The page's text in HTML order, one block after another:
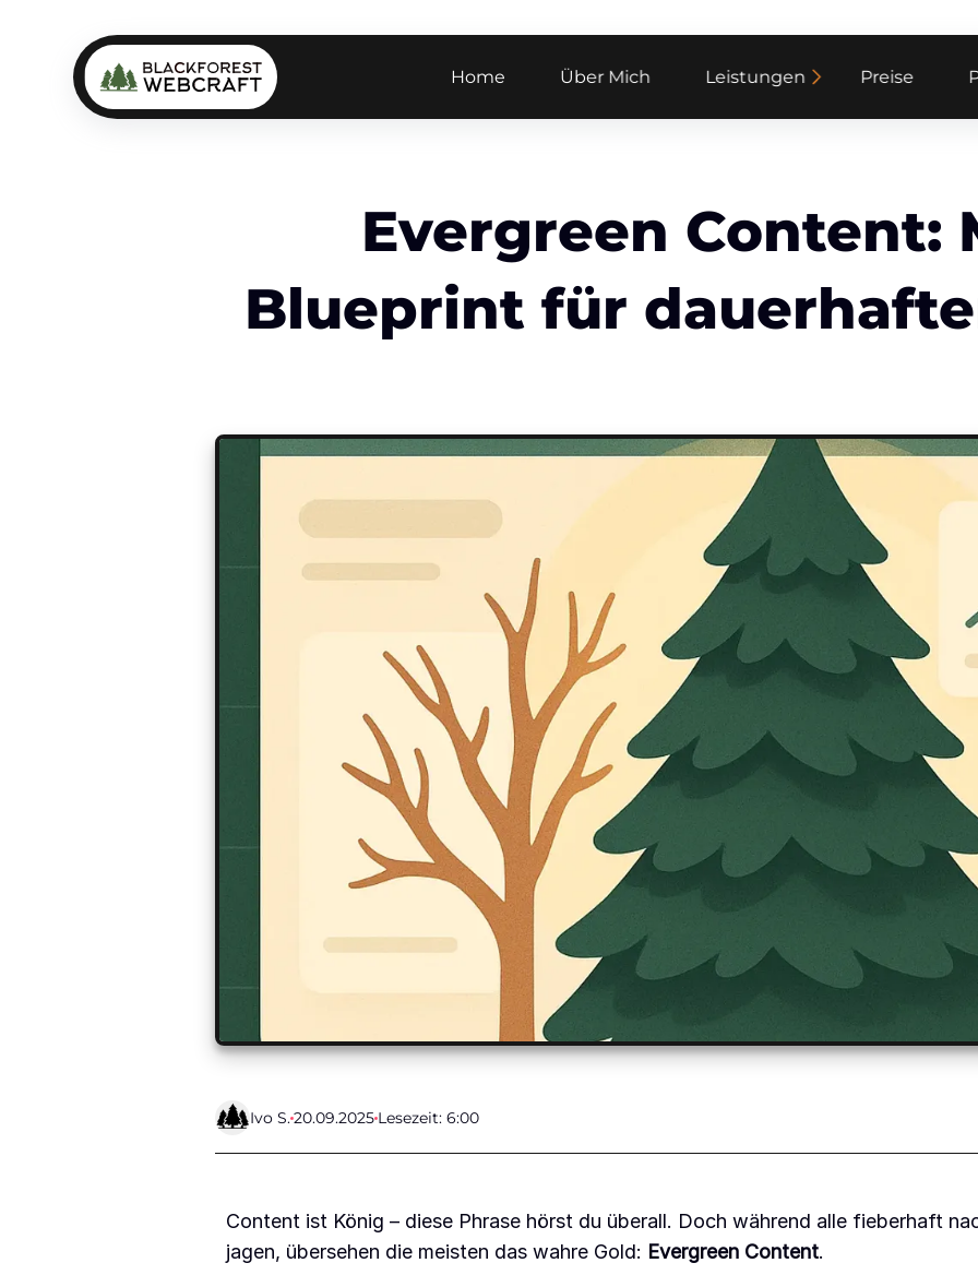
Home Über Mich Leistungen Preise
Evergreen Content:
Blueprint für
Ivo S. 20.09.2025Lesezeit: 6:00
Content ist König – diese Phrase hörst du überall. Doch während alle fieberhaft
jagen, übersehen die meisten das wahre Gold: Evergreen Content.